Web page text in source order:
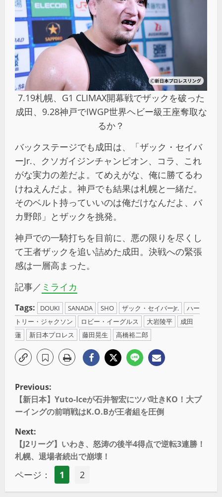
7.19札幌、G1 CLIMAX開幕戦でザックを破った
成田、9.28神戸でIWGP世界ヘビー級王座奪取な
るか？
バックステージでも成田は、「ザック・セイバ
ーJr.、クソガイジンチャンピオン、コラ、これ
がな実力の差だよ。てめえがな、俺に勝てるわ
けねえんだよ。神戸でも結果は札幌と一緒だ。
そのベルト持っていいのは俺だけなんだよ、バ
カ野郎」とザックを挑発。
神戸での一騎打ちを目前に、悪の限りを尽くし
て王者ザックを追い詰めた成田。決戦への緊張
感は一層高まった。
記事／ ミライカ
Tags: DOUKI SANADA SHO ザック・セイバーJr.
ハー
トリー・ジャクソン
ロビー・イーグルス 大岩陵平
成田
蓮
新日本プロレス 藤田晃生 高橋裕二郎
Previous:
【新日本】Yuto-Iceが石井智宏にツバ吐きKO！大ブ
ーイングの前哨戦はK.O.Bが王者組を圧倒
Next:
【J2リーグ】いわき、怒涛の後半4得点で逆転3連勝！
札幌、退場者続出で崩壊！
ページ： 1 2